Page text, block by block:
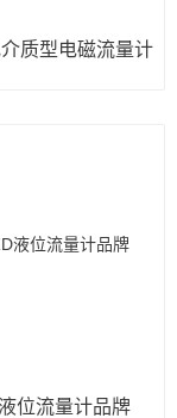
质型电磁流量计
位流量计品牌